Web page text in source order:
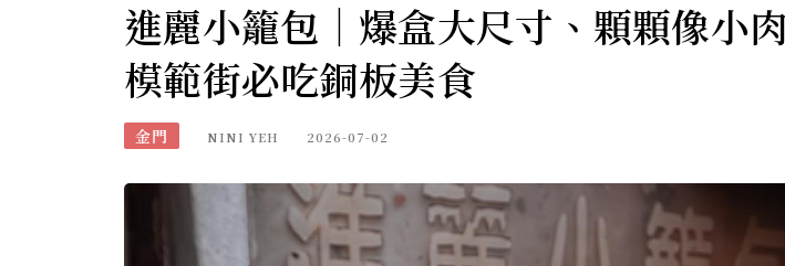
進麗小籠包｜爆盒大尺寸、顆顆像小
模範街必吃銅板美食
金門 NINI YEH 2026-07-02